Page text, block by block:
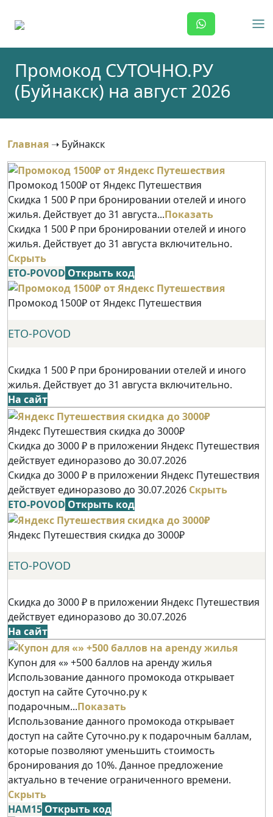
Промокод СУТОЧНО.РУ
(Буйнакск) на август 2026
Главная ➝ Буйнакск
Промокод 1500₽ от Яндекс Путешествия
Скидка 1 500 ₽ при бронировании отелей и иного
жилья. Действует до 31 августа...Показать
Скидка 1 500 ₽ при бронировании отелей и иного
жилья. Действует до 31 августа включительно.
Скрыть
ETO-POVOD Открыть код
Промокод 1500₽ от Яндекс Путешествия
ETO-POVOD
Скидка 1 500 ₽ при бронировании отелей и иного
жилья. Действует до 31 августа включительно.
На сайт
Яндекс Путешествия скидка до 3000₽
Скидка до 3000 ₽ в приложении Яндекс Путешествия
действует единоразово до 30.07.2026
Скидка до 3000 ₽ в приложении Яндекс Путешествия
действует единоразово до 30.07.2026 Скрыть
ETO-POVOD Открыть код
Яндекс Путешествия скидка до 3000₽
ETO-POVOD
Скидка до 3000 ₽ в приложении Яндекс Путешествия
действует единоразово до 30.07.2026
На сайт
Купон для «» +500 баллов на аренду жилья
Использование данного промокода открывает
доступ на сайте Суточно.ру к
подарочным...Показать
Использование данного промокода открывает
доступ на сайте Суточно.ру к подарочным баллам,
которые позволяют уменьшить стоимость
бронирования до 10%. Данное предложение
актуально в течение ограниченного времени.
Скрыть
НАМ15 Открыть код